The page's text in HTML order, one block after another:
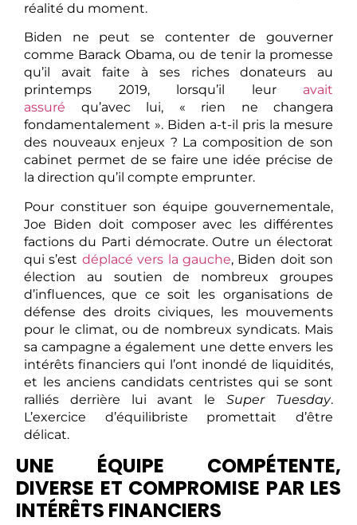
réalité du moment.
Biden ne peut se contenter de gouverner
comme Barack Obama, ou de tenir la promesse
qu’il avait faite à ses riches donateurs au
printemps 2019, lorsqu’il leur avait
assuré qu’avec lui, « rien ne changera
fondamentalement ». Biden a-t-il pris la mesure
des nouveaux enjeux ? La composition de son
cabinet permet de se faire une idée précise de
la direction qu’il compte emprunter.
Pour constituer son équipe gouvernementale,
Joe Biden doit composer avec les différentes
factions du Parti démocrate. Outre un électorat
qui s’est déplacé vers la gauche, Biden doit son
élection au soutien de nombreux groupes
d’influences, que ce soit les organisations de
défense des droits civiques, les mouvements
pour le climat, ou de nombreux syndicats. Mais
sa campagne a également une dette envers les
intérêts financiers qui l’ont inondé de liquidités,
et les anciens candidats centristes qui se sont
ralliés derrière lui avant leSuper Tuesday.
L’exercice d’équilibriste promettait d’être
délicat.
UNE ÉQUIPE COMPÉTENTE,
DIVERSE ET COMPROMISE PAR LES
INTÉRÊTS FINANCIERS